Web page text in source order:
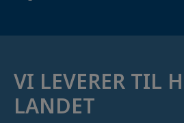
VI LEVERER TIL
LANDET